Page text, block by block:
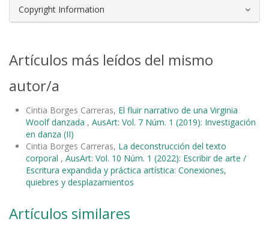
Copyright Information
Artículos más leídos del mismo
autor/a
Cintia Borges Carreras, El fluir narrativo de una Virginia
Woolf danzada , AusArt: Vol. 7 Núm. 1 (2019): Investigación
en danza (II)
Cintia Borges Carreras, La deconstrucción del texto
corporal , AusArt: Vol. 10 Núm. 1 (2022): Escribir de arte /
Escritura expandida y práctica artística: Conexiones,
quiebres y desplazamientos
Artículos similares